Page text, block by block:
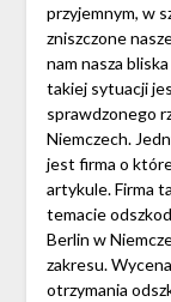
przyjemnym, w
zniszczone
nam nasza
takiej sytuacji
sprawdzonego
Niemczech.
jest firma o
artykule. Firma
temacie
Berlin w
zakresu.
otrzymania